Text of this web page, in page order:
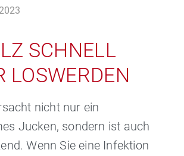
SCHNELL W
nicht nur ein
Jucken, sondern ist auch
Wenn Sie eine Infektion